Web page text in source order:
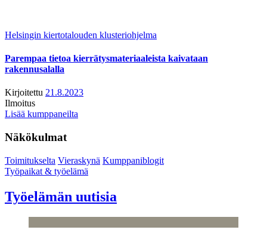
Helsingin kiertotalouden klusteriohjelma
Parempaa tietoa kierrätysmateriaaleista kaivataan
rakennusalalla
Kirjoitettu 21.8.2023
Ilmoitus
Lisää kumppaneilta
Näkökulmat
Toimitukselta Vieraskynä Kumppaniblogit
Työpaikat & työelämä
Työelämän uutisia